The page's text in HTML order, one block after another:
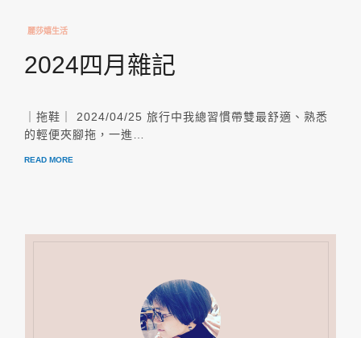
麗莎嬉生活
2024四月雜記
｜拖鞋｜ 2024/04/25 旅行中我總習慣帶雙最舒適、熟悉
的輕便夾腳拖，一進…
READ MORE